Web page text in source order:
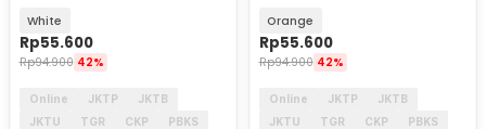
White
Rp55.600
Rp94.900 42%
Online JKTP
JKTB
JKTU
TGR CKP
PBKS
Orange
Rp55.600
Rp94.900 42%
Online JKTP
JKTB
JKTU
TGR CKP
PBKS